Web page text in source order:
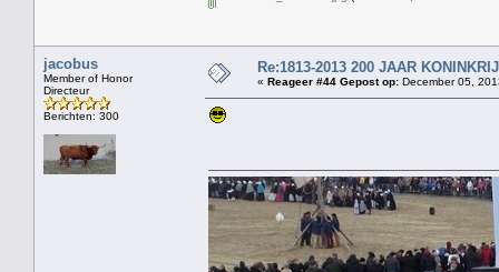
jacobus
Member of Honor
Directeur
Berichten: 300
Re:1813-2013 200 JAAR
« Reageer #44 Gepost op: December 05,